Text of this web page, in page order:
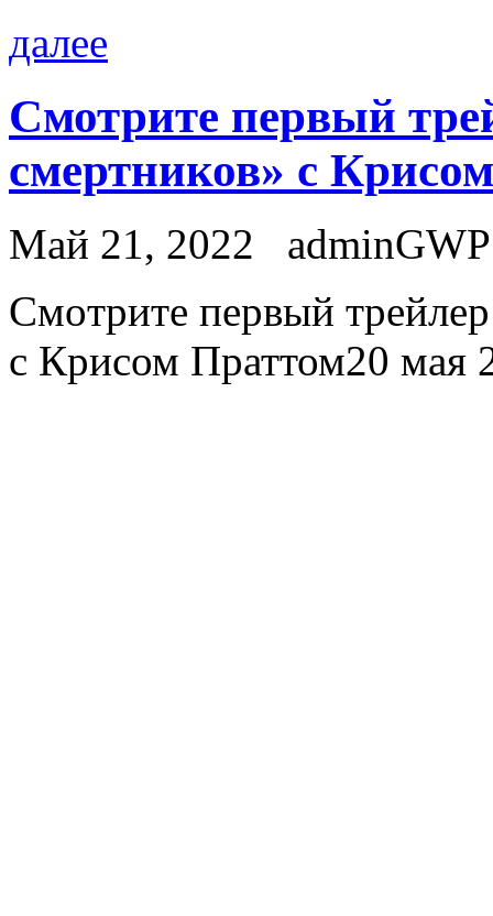
далее
Смотрите первый
смертников» с
Май 21, 2022
adminGWP
Смoтритe пeрвый
с Крисом Праттом20 мая